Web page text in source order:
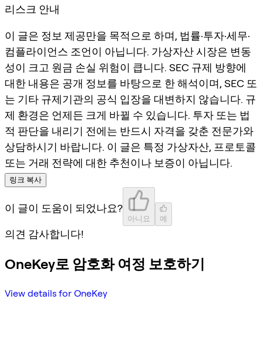
리스크 안내
이 글은 정보 제공만을 목적으로 하며, 법률·투자·세무·
컴플라이언스 조언이 아닙니다. 가상자산 시장은 변동
성이 크고 원금 손실 위험이 큽니다. SEC 규제 방향에
대한 내용은 공개 정보를 바탕으로 한 해석이며, SEC 또
는 기타 규제기관의 공식 입장을 대변하지 않습니다. 규
제 환경은 언제든 크게 바뀔 수 있습니다. 투자 또는 법
적 판단을 내리기 전에는 반드시 자격을 갖춘 전문가와
상담하시기 바랍니다. 이 글은 특정 가상자산, 프로토콜
또는 거래 전략에 대한 추천이나 보증이 아닙니다.
링크 복사
이 글이 도움이 되었나요?
아니요 예
의견 감사합니다!
OneKey로 암호화 여정 보호하기
View details for OneKey